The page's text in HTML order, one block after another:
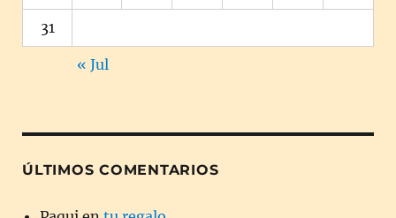
31
« Jul
ÚLTIMOS COMENTARIOS